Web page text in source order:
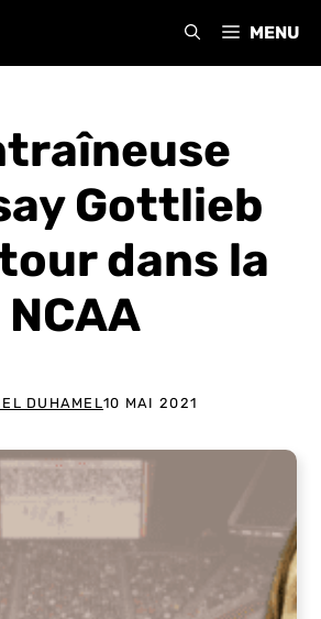
MENU
Gottlieb
dans la
NCAA
DUHAMEL10 MAI 2021